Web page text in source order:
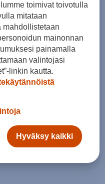
toimivat toivotulla
mitataan
mahdollistetaan
mainonnan
painamalla
valintojasi
linkin kautta.
Hyväksy kaikki